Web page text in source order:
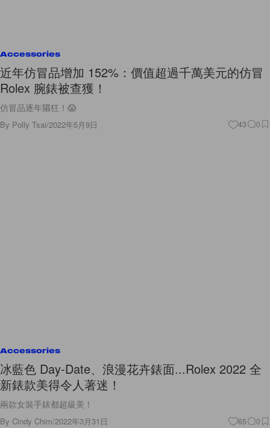
Accessories
近年仿冒品增加 152%：價值超過千萬美元的仿冒
Rolex 腕錶被查獲！
仿冒品逐年猖狂！😱
By Polly Tsai/2022年5月9日 43 0
Accessories
冰藍色 Day-Date、浪漫花卉錶面...Rolex 2022 全
新錶款美得令人著迷！
兩款女裝手錶都超級美！
By Cindy Chim/2022年3月31日 65 0